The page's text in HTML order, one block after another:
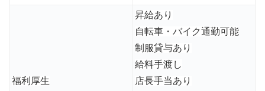
福利厚生
昇給あり
自転車・バイク通勤可能
制服貸与あり
給料手渡し
店長手当あり